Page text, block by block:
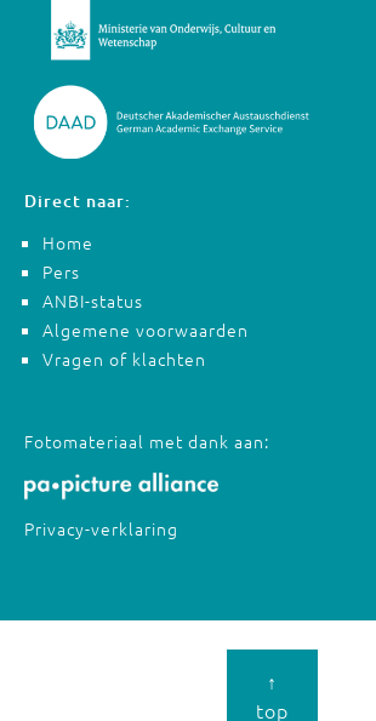
Direct naar:
Home
Pers
ANBI-status
Algemene voorwaarden
Vragen of klachten
Fotomateriaal met dank aan:
Privacy-verklaring
↑
top